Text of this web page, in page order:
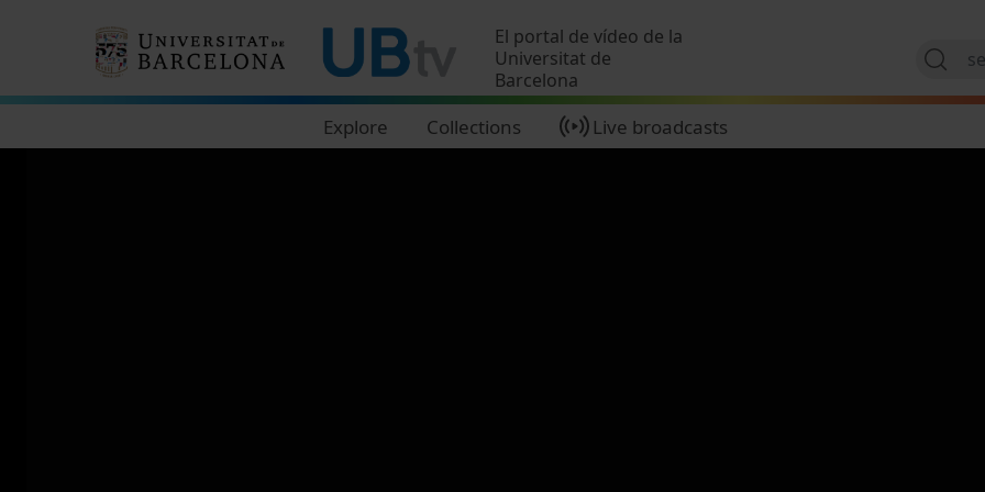
El portal de vídeo de la
Universitat de
Barcelona
Explore Collections Live broadcasts